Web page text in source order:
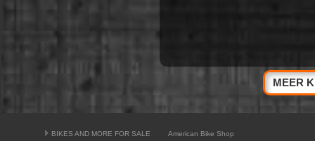
MEER
BIKES AND MORE FOR SALE
American Bike Shop